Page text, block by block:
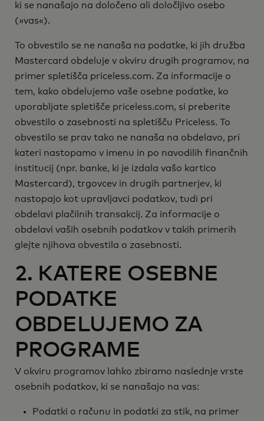
ki se nanašajo na določeno ali določljivo osebo
(»vas«).
To obvestilo se ne nanaša na podatke, ki jih družba
Mastercard obdeluje v okviru drugih programov, na
primer spletišča priceless.com. Za informacije o
tem, kako obdelujemo vaše osebne podatke, ko
uporabljate spletišče priceless.com, si preberite
obvestilo o zasebnosti na spletišču Priceless. To
obvestilo se prav tako ne nanaša na obdelavo, pri
kateri nastopamo v imenu in po navodilih finančnih
institucij (npr. banke, ki je izdala vašo kartico
Mastercard), trgovcev in drugih partnerjev, ki
nastopajo kot upravljavci podatkov, tudi pri
obdelavi plačilnih transakcij. Za informacije o
obdelavi vaših osebnih podatkov v takih primerih
glejte njihova obvestila o zasebnosti.
2. KATERE OSEBNE
PODATKE
OBDELUJEMO ZA
PROGRAME
V okviru programov lahko zbiramo naslednje vrste
osebnih podatkov, ki se nanašajo na vas:
Podatki o računu in podatki za stik, na primer